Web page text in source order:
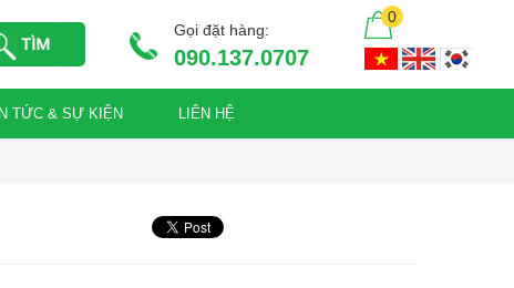
Gọi đặt hàng:
090.137.0707
0
TỨC & SỰ KIỆN LIÊN HỆ